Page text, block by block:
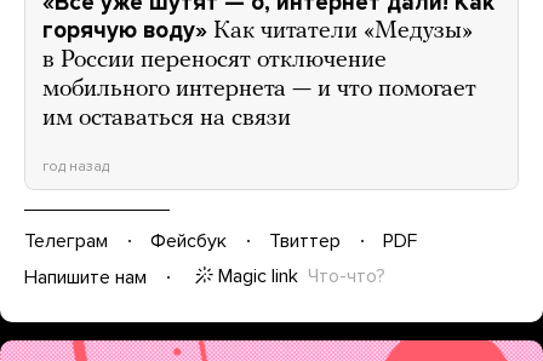
горячую воду» Как читатели «Медузы»
в России переносят отключение
мобильного интернета — и что помогает
им оставаться на связи
год назад
Телеграм Фейсбук Твиттер
PDF
Напишите нам
Magic link Что-что?